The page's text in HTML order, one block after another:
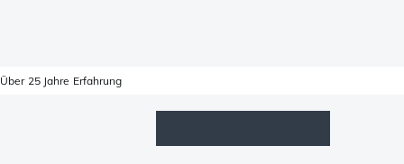
Über 25 Jahre Erfahrung